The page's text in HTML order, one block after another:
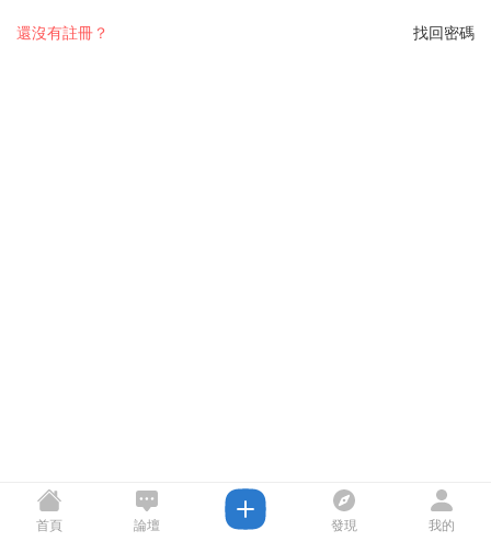
找回密碼
還沒有註冊？
首頁 論壇 發現 我的